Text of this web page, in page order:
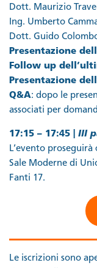
Dott. Maurizio
Ing. Umberto
Dott. Guido
Presentazione
Follow up
Presentazione
Q&A: dopo le
associati per
17:15 – 17:45 | III
L’evento
Sale Moderne di
Fanti 17.
Le iscrizioni sono